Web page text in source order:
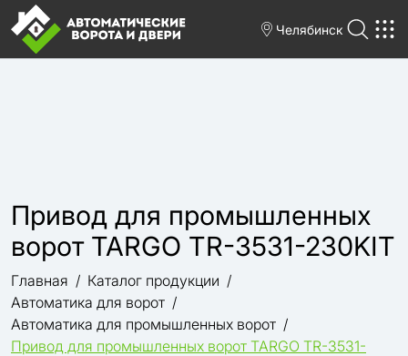
Челябинск
Привод для промышленных
ворот TARGO TR-3531-230KIT
Главная
Каталог продукции
Автоматика для ворот
Автоматика для промышленных ворот
Привод для промышленных ворот TARGO TR-3531-